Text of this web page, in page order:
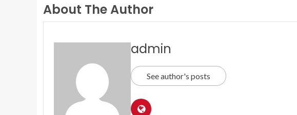
About The Author
admin
See author's posts